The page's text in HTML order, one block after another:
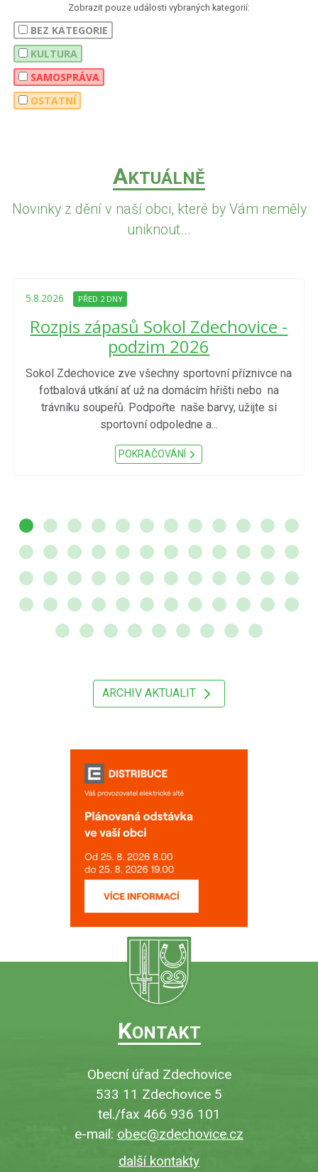
Zobrazit pouze události vybraných kategorií:
BEZ KATEGORIE
KULTURA
SAMOSPRÁVA
OSTATNÍ
AKTUÁLNĚ
Novinky z dění v naší obci, které by Vám neměly
uniknout...
5.8.2026 PŘED 2 DNY
Rozpis zápasů Sokol Zdechovice -
podzim 2026
Sokol Zdechovice zve všechny sportovní příznivce na
fotbalová utkání ať už na domácím hřišti nebo na
trávníku soupeřů. Podpořte naše barvy, užijte si
sportovní odpoledne a...
POKRAČOVÁNÍ
ARCHIV AKTUALIT
KONTAKT
Obecní úřad Zdechovice
533 11 Zdechovice 5
tel./fax 466 936 101
e-mail: obec@zdechovice.cz
další kontakty